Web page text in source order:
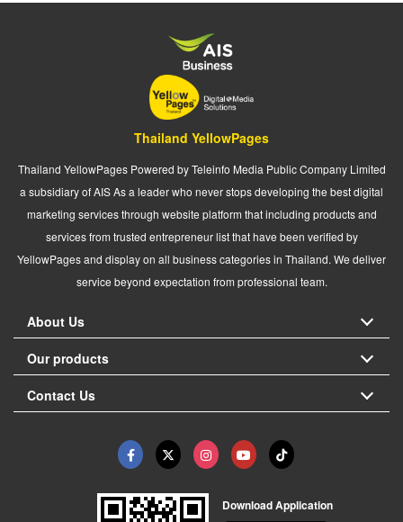
Thailand YellowPages
Thailand YellowPages Powered by Teleinfo Media Public Company Limited
a subsidiary of AIS As a leader who never stops developing the best digital
marketing services through website platform that including products and
services from trusted entrepreneur list that have been verified by
YellowPages and display on all business categories in Thailand. We deliver
service beyond expectation from professional team.
About Us
Our products
Contact Us
Download Application